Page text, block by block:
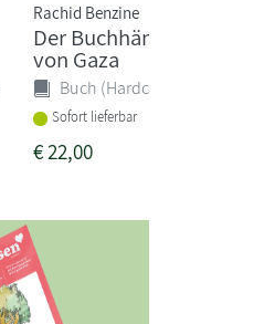
Rachid Benzine
Der Buchhändler
von Gaza
Buch (Hardcover)
Sofort lieferbar
€22,00